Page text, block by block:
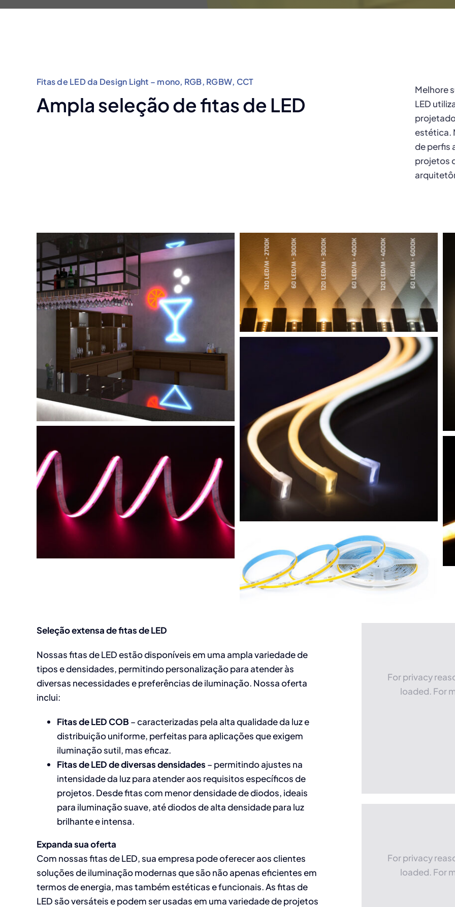
Fitas de LED da Design Light – mono, RGB, RGBW, CCT
Ampla seleção de fitas de LED
Melhore
LED
estética.
de perfis
projetos
Seleção extensa de fitas de LED
Nossas fitas de LED estão disponíveis em uma ampla variedade de
tipos e densidades, permitindo personalização para atender às
diversas necessidades e preferências de iluminação. Nossa oferta
inclui:
Fitas de LED COB – caracterizadas pela alta qualidade da luz e
distribuição uniforme, perfeitas para aplicações que exigem
iluminação sutil, mas eficaz.
Fitas de LED de diversas densidades – permitindo ajustes na
intensidade da luz para atender aos requisitos específicos de
projetos. Desde fitas com menor densidade de diodos, ideais
para iluminação suave, até diodos de alta densidade para luz
brilhante e intensa.
Expanda sua oferta
Com nossas fitas de LED, sua empresa pode oferecer aos clientes
soluções de iluminação modernas que são não apenas eficientes em
termos de energia, mas também estéticas e funcionais. As fitas de
LED são versáteis e podem ser usadas em uma variedade de projetos
For privacy
loaded. For
For privacy
loaded. For